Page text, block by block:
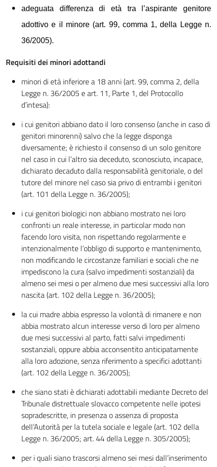
adeguata differenza di età tra l’aspirante genitore
adottivo e il minore (art. 99, comma 1, della Legge n.
36/2005).
Requisiti dei minori adottandi
minori di età inferiore a 18 anni (art. 99, comma 2, della
Legge n. 36/2005 e art. 11, Parte 1, del Protocollo
d’intesa):
i cui genitori abbiano dato il loro consenso (anche in caso di
genitori minorenni) salvo che la legge disponga
diversamente; è richiesto il consenso di un solo genitore
nel caso in cui l’altro sia deceduto, sconosciuto, incapace,
dichiarato decaduto dalla responsabilità genitoriale, o del
tutore del minore nel caso sia privo di entrambi i genitori
(art. 101 della Legge n. 36/2005);
i cui genitori biologici non abbiano mostrato nei loro
confronti un reale interesse, in particolar modo non
facendo loro visita, non rispettando regolarmente e
intenzionalmente l’obbligo di supporto e mantenimento,
non modificando le circostanze familiari e sociali che ne
impediscono la cura (salvo impedimenti sostanziali) da
almeno sei mesi o per almeno due mesi successivi alla loro
nascita (art. 102 della Legge n. 36/2005);
la cui madre abbia espresso la volontà di rimanere e non
abbia mostrato alcun interesse verso di loro per almeno
due mesi successivi al parto, fatti salvi impedimenti
sostanziali, oppure abbia acconsentito anticipatamente
alla loro adozione, senza riferimento a specifici adottanti
(art. 102 della Legge n. 36/2005);
che siano stati è dichiarati adottabili mediante Decreto del
Tribunale distrettuale slovacco competente nelle ipotesi
sopradescritte, in presenza o assenza di proposta
dell’Autorità per la tutela sociale e legale (art. 102 della
Legge n. 36/2005; art. 44 della Legge n. 305/2005);
per i quali siano trascorsi almeno sei mesi dall’inserimento